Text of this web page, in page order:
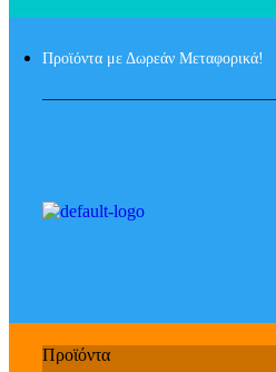
Προϊόντα με Δωρεάν Μεταφορικά!